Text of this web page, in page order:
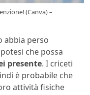
(Canva) –
abbia perso
che possa
presente. I criceti
è probabile che
attività fisiche